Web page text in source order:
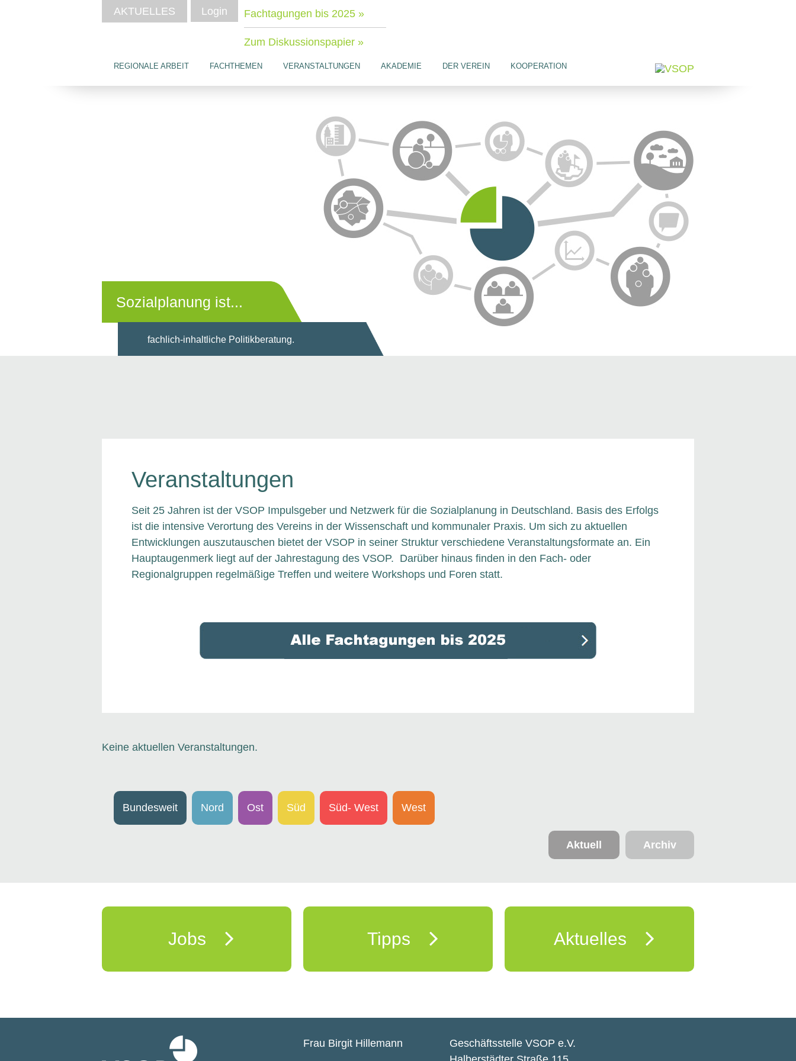
AKTUELLES Login Fachtagungen bis 2025 »
Zum Diskussionspapier »
REGIONALE ARBEIT FACHTHEMEN VERANSTALTUNGEN AKADEMIE DER VEREIN KOOPERATION
Sozialplanung ist...
fachlich-inhaltliche Politikberatung.
Veranstaltungen
Seit 25 Jahren ist der VSOP Impulsgeber und Netzwerk für die Sozialplanung in Deutschland. Basis des Erfolgs
ist die intensive Verortung des Vereins in der Wissenschaft und kommunaler Praxis. Um sich zu aktuellen
Entwicklungen auszutauschen bietet der VSOP in seiner Struktur verschiedene Veranstaltungsformate an. Ein
Hauptaugenmerk liegt auf der Jahrestagung des VSOP. Darüber hinaus finden in den Fach- oder
Regionalgruppen regelmäßige Treffen und weitere Workshops und Foren statt.
Keine aktuellen Veranstaltungen.
Bundesweit Nord Ost Süd Süd- West West
Archiv
Aktuell
Jobs Tipps Aktuelles
Frau Birgit Hillemann
Geschäftsstelle VSOP e.V.